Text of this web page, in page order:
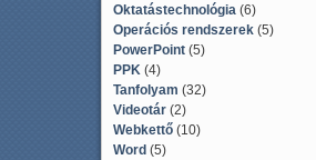
Oktatástechnológia(6)
Operációs rendszerek(5)
PowerPoint(5)
PPK(4)
Tanfolyam (32)
Videotár(2)
Webkettő(10)
Word (5)